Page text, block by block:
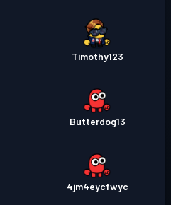
Timothy123
Butterdog13
4jm4eycfwyc